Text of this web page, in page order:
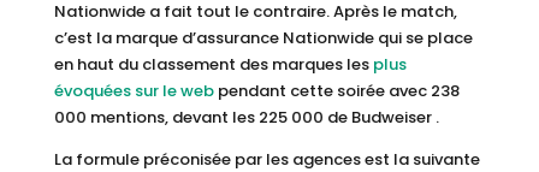
Nationwide a fait tout le contraire. Après le match,
c’est la marque d’assurance Nationwide qui se place
en haut du classement des marques les plus
évoquées sur le webpendant cette soirée avec 238
000 mentions, devant les 225 000 de Budweiser .
La formule préconisée par les agences est la suivante